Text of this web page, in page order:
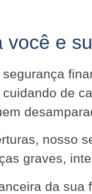
você e
de
nosso
graves,
da